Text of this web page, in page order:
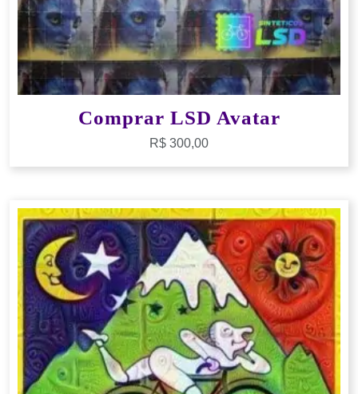
Comprar LSD Avatar
R$ 300,00